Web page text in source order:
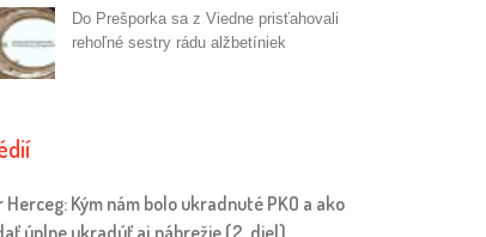
Do Prešporka sa z Viedne prisťahovali
rehoľné sestry rádu alžbetíniek
Herceg: Kým nám bolo ukradnuté PKO a ako
úplne ukradúť aj nábrežie (2. diel)